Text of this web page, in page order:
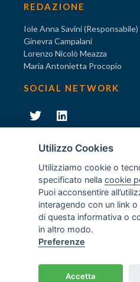
REDAZIONE
Iole Anna Savini (Responsabile)
Ginevra Campalani
Lorenzo Nicolò Meazza
Maria Antonietta Procopio
SOCIAL NETWORK
Diventa socio
© Tutti i diritti riservati AODV
Associazione dei Componenti
ex D.Lgs. 231/2001
Home/Crediti
Utilizzo Cookies
Utilizziamo cookie o
specificato nellacookie
Puoi acconsentire
interagendo con un link
di questa informativa o
in altro modo.
Preferenze
Accetta